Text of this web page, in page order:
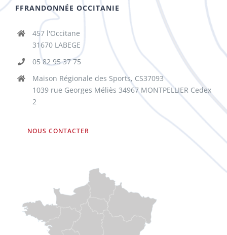
FFRANDONNÉE OCCITANIE
457 l'Occitane
31670 LABEGE
05 82 95 37 75
Maison Régionale des Sports, CS37093
1039 rue Georges Méliès 34967 MONTPELLIER Cedex
2
NOUS CONTACTER